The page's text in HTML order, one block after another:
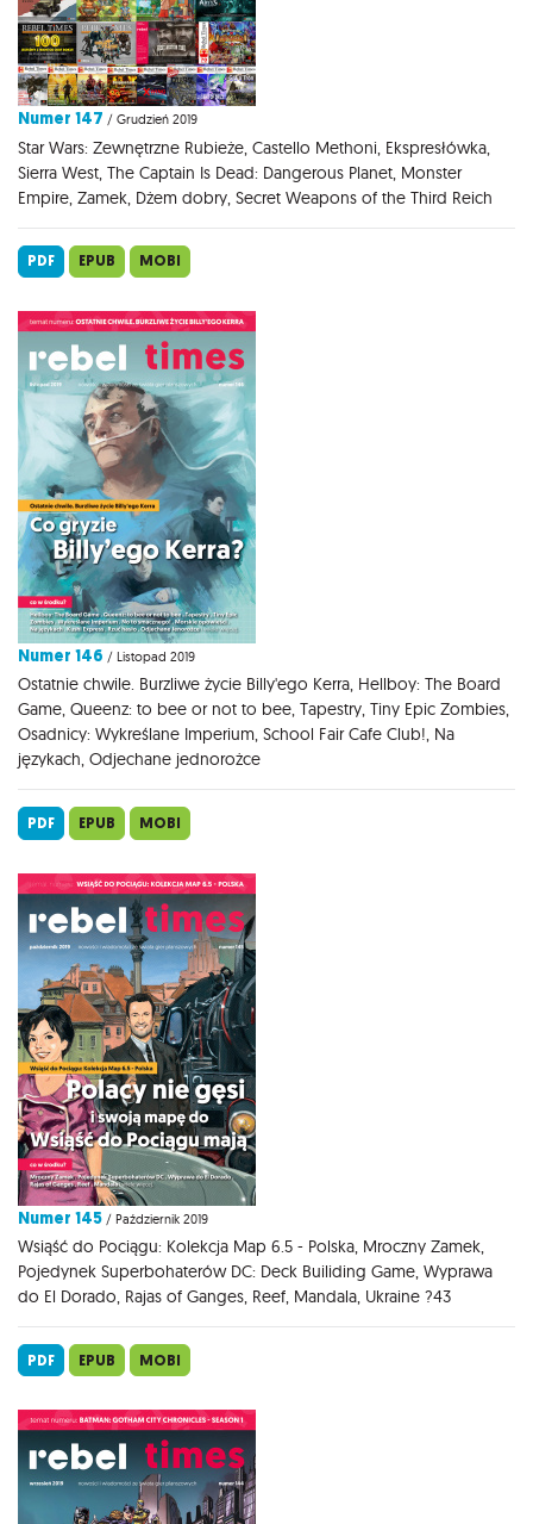
Numer 147 / Grudzień 2019
Star Wars: Zewnętrzne Rubieże, Castello Methoni, Ekspresłówka,
Sierra West, The Captain Is Dead: Dangerous Planet, Monster
Empire, Zamek, Dżem dobry, Secret Weapons of the Third Reich
PDF EPUB MOBI
Numer 146 / Listopad 2019
Ostatnie chwile. Burzliwe życie Billy'ego Kerra, Hellboy: The Board
Game, Queenz: to bee or not to bee, Tapestry, Tiny Epic Zombies,
Osadnicy: Wykreślane Imperium, School Fair Cafe Club!, Na
językach, Odjechane jednorożce
PDF EPUB MOBI
Numer 145 / Październik 2019
Wsiąść do Pociągu: Kolekcja Map 6.5 - Polska, Mroczny Zamek,
Pojedynek Superbohaterów DC: Deck Builiding Game, Wyprawa
do El Dorado, Rajas of Ganges, Reef, Mandala, Ukraine ?43
PDF EPUB MOBI